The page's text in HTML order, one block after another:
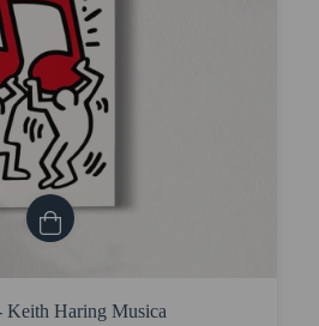
Keith Haring Musica